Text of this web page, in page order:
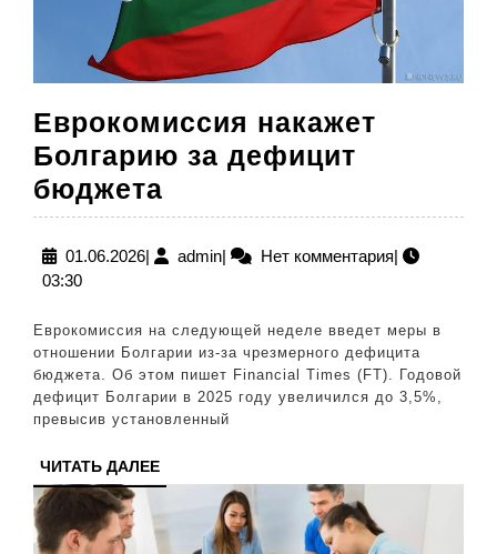
Еврокомиссия накажет
Болгарию за дефицит
бюджета
накажет
Болгарию
дефицит
бюджета
01.06.202601.06.2026
| adminadmin
| Нет комментария|
03:30
Еврокомиссия на следующей неделе введет меры в
отношении Болгарии из-за чрезмерного дефицита
бюджета. Об этом пишет Financial Times (FT). Годовой
дефицит Болгарии в 2025 году увеличился до 3,5%,
превысив установленный
ЧИТАТЬ ДАЛЕЕЧИТАТЬ
ДАЛЕЕ